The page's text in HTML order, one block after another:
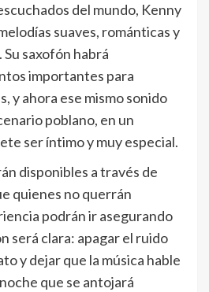
del mundo, Kenny
suaves, románticas y
saxofón habrá
importantes para
y ahora ese mismo sonido
poblano, en un
ser íntimo y muy especial.
disponibles a través de
quienes no querrán
podrán ir asegurando
será clara: apagar el ruido
y dejar que la música hable
que se antojará